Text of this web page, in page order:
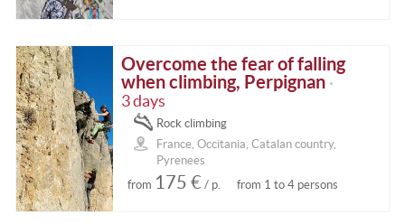
Overcome the fear of falling
when climbing, Perpignan •
3 days
Rock climbing
France, Occitania, Catalan country,
Pyrenees
from 175 € / p. from 1 to 4 persons